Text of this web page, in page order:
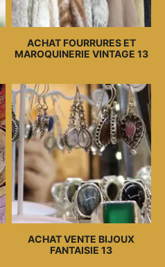
ACHAT FOURRURES ET
MAROQUINERIE VINTAGE 13
ACHAT VENTE BIJOUX
FANTAISIE 13